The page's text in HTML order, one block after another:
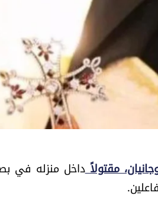
مقتولاًداخل منزله في